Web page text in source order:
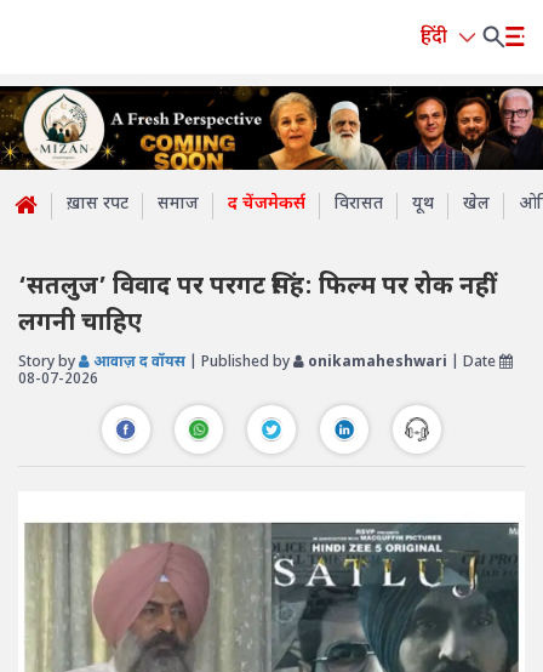
हिंदी
ख़ास रपट समाज द चेंजमेकर्स विरासत यूथ खेल
‘सतलुज’ विवाद पर परगट सिंह: फिल्म पर रोक नहीं
लगनी चाहिए
Story by आवाज़ द वॉयस | Published by onikamaheshwari | Date
08-07-2026